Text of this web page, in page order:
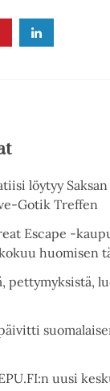
löytyy Saksan
Gotik Treffen
Escape -
huomisen
pettymyksistä,
uusi